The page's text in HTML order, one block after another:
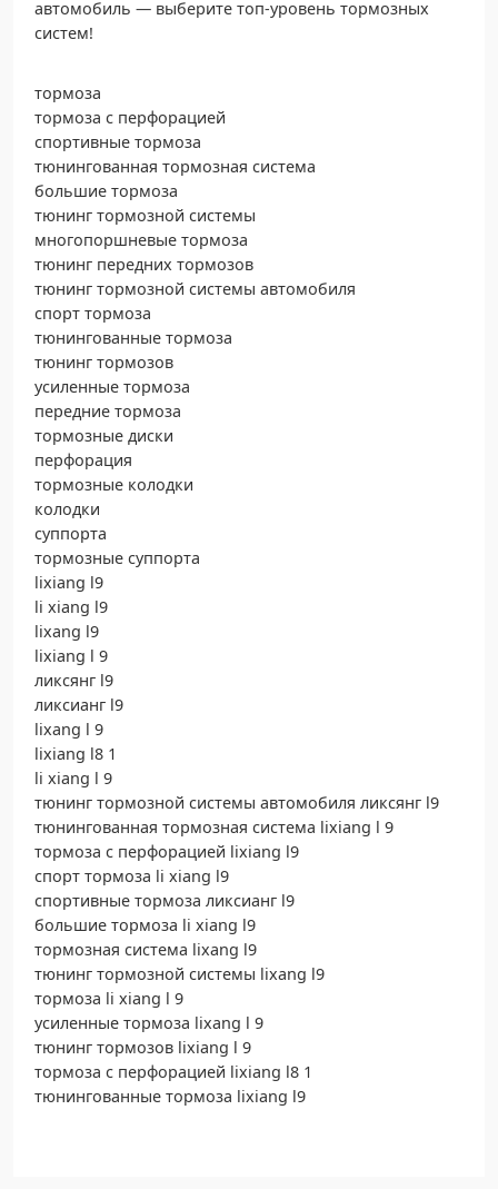
автомобиль — выберите топ-уровень тормозных
систем!
тормоза
тормоза с перфорацией
спортивные тормоза
тюнингованная тормозная система
большие тормоза
тюнинг тормозной системы
многопоршневые тормоза
тюнинг передних тормозов
тюнинг тормозной системы автомобиля
спорт тормоза
тюнингованные тормоза
тюнинг тормозов
усиленные тормоза
передние тормоза
тормозные диски
перфорация
тормозные колодки
колодки
суппорта
тормозные суппорта
lixiang l9
li xiang l9
lixang l9
lixiang l 9
ликсянг l9
ликсианг l9
lixang l 9
lixiang l8 1
li xiang l 9
тюнинг тормозной системы автомобиля ликсянг l9
тюнингованная тормозная система lixiang l 9
тормоза с перфорацией lixiang l9
спорт тормоза li xiang l9
спортивные тормоза ликсианг l9
большие тормоза li xiang l9
тормозная система lixang l9
тюнинг тормозной системы lixang l9
тормоза li xiang l 9
усиленные тормоза lixang l 9
тюнинг тормозов lixiang l 9
тормоза с перфорацией lixiang l8 1
тюнингованные тормоза lixiang l9